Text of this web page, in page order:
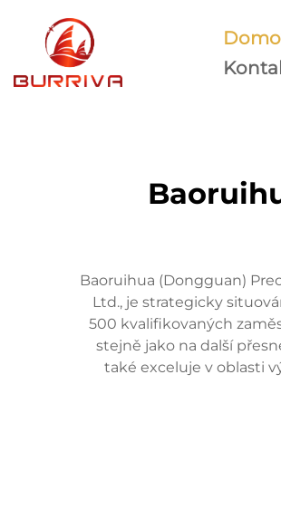
Baoruihua (Dongguan)
Ltd., je strategicky
500 kvalifikovaných
stejně jako na další
také exceluje v oblasti